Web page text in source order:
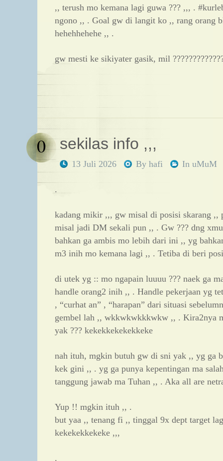
,, terush mo kemana lagi guwa ??? ,,, .
ngono ,, . Goal gw di langit ko ,, rang orang
hehehhehehe ,, .
gw mesti ke sikiyater gasik, mil
sekilas info ,,,
13 Juli 2026 By hafi
0
In uMuM
.
kadang mikir ,,, gw misal di posisi skarang ,,
misal jadi DM sekali pun ,, . Gw ??? dng
bahkan ga ambis mo lebih dari ini ,, yg
m3 inih mo kemana lagi ,, . Tetiba di beri
di utek yg :: mo ngapain luuuu ??? naek ga
handle orang2 inih ,, . Handle pekerjaan yg
, “curhat an” , “harapan” dari situasi
gembel lah ,, wkkwkwkkkwkw ,, . Kira2nya
yak ??? kekekkekekekkeke
nah ituh, mgkin butuh gw di sni yak ,, yg ga
kek gini ,, . yg ga punya kepentingan ma
tanggung jawab ma Tuhan ,, . Aka all are
Yup !! mgkin ituh ,, .
but yaa ,, tenang fi ,, tinggal 9x dept target
kekekekkekeke ,,,
.